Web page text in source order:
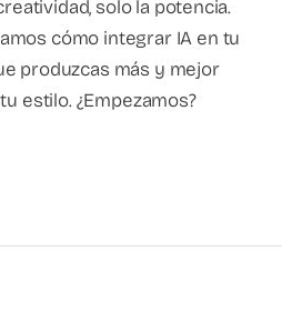
solo la potencia.
cómo integrar IA en tu
produzcas más y mejor
estilo. ¿Empezamos?